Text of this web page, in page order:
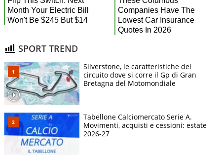
SPORT TREND
Silverstone, le caratteristiche del
circuito dove si corre il Gp di Gran
Bretagna del Motomondiale
Tabellone Calciomercato Serie A.
Movimenti, acquisti e cessioni: estate
2026-27